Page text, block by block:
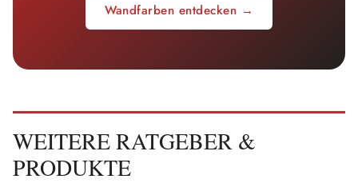
Wandfarben entdecken →
WEITERE RATGEBER &
PRODUKTE